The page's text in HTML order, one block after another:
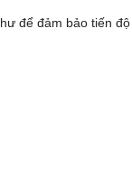
để đảm bảo tiến